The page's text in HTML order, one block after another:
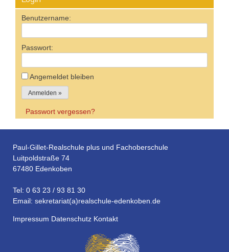
Benutzername:
Passwort:
Angemeldet bleiben
Passwort vergessen?
Paul-Gillet-Realschule plus und Fachoberschule
Luitpoldstraße 74
67480 Edenkoben
Tel: 0 63 23 / 93 81 30
Email: sekretariat(a)realschule-edenkoben.de
Impressum Datenschutz Kontakt